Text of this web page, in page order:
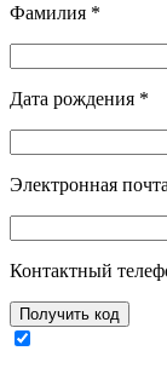
Фамилия *
Дата рождения *
Электронная почта
Контактный